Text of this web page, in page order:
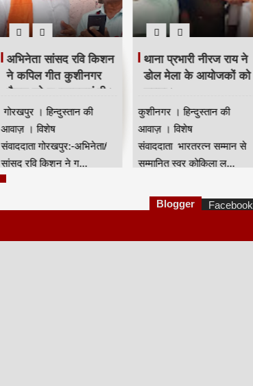
अभिनेता सांसद रवि किशन
ने कपिल गीत कुशीनगर
चैनल को शुभकामनाएं दी।
गोरखपुर । हिन्दुस्तान की
आवाज़ । विशेष
संवाददाता गोरखपुर:-अभिनेता/
सांसद रवि किशन ने ग...
थाना प्रभारी नीरज राय ने
डोल मेला के आयोजकों को
सराहा।
कुशीनगर । हिन्दुस्तान की
आवाज़ । विशेष
संवाददाता भारतरत्न सम्मान से
सम्मानित स्वर कोकिला ल...
Blogger Facebook